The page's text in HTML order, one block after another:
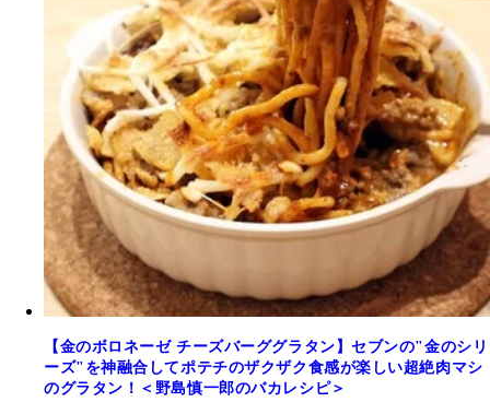
【金のボロネーゼ チーズバーググラタン】セブンの"金のシリ
ーズ"を神融合してポテチのザクザク食感が楽しい超絶肉マシ
のグラタン！＜野島慎一郎のバカレシピ＞